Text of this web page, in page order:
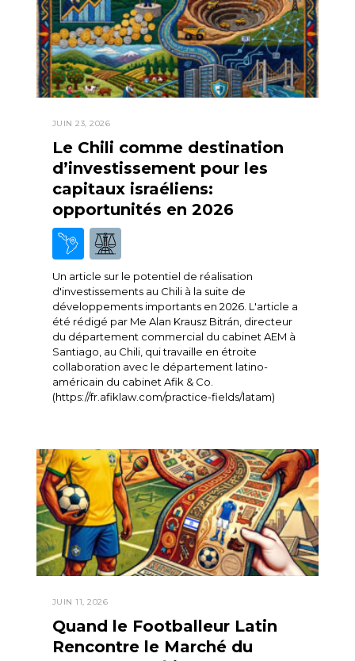
JUIN 23, 2026
Le Chili comme destination
d’investissement pour les
capitaux israéliens:
opportunités en 2026
Un article sur le potentiel de réalisation
d'investissements au Chili à la suite de
développements importants en 2026. L'article a
été rédigé par Me Alan Krausz Bitrán, directeur
du département commercial du cabinet AEM à
Santiago, au Chili, qui travaille en étroite
collaboration avec le département latino-
américain du cabinet Afik & Co.
(https://fr.afiklaw.com/practice-fields/latam)
JUIN 11, 2026
Quand le Footballeur Latin
Rencontre le Marché du